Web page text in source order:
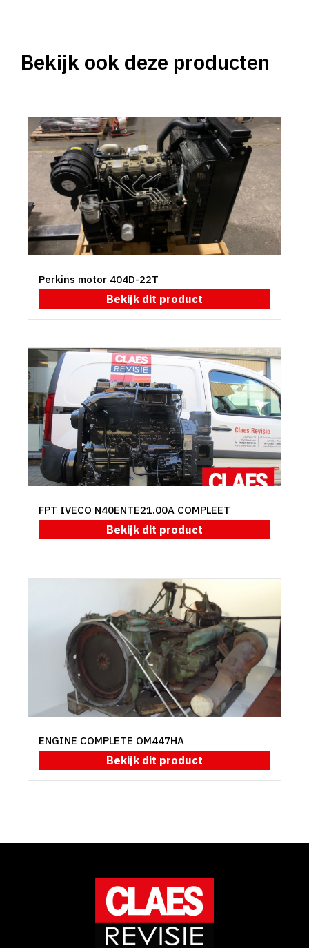
Bekijk ook deze producten
Perkins motor 404D-22T
Bekijk dit product
FPT IVECO N40ENTE21.00A COMPLEET
Bekijk dit product
ENGINE COMPLETE OM447HA
Bekijk dit product